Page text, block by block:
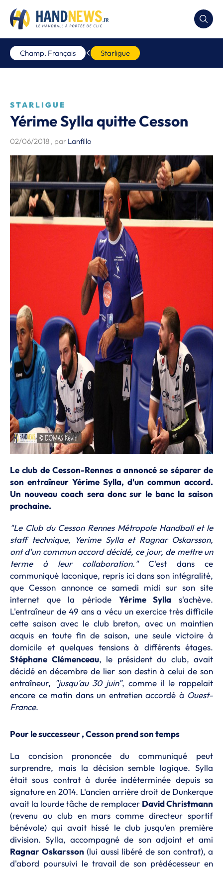
Champ. Français Starligue
STARLIGUE
Yérime Sylla quitte Cesson
02/06/2018 , par Lanfillo
Le club de Cesson-Rennes a annoncé se séparer de
son entraîneur Yérime Sylla, d'un commun accord.
Un nouveau coach sera donc sur le banc la saison
prochaine.
"Le Club du Cesson Rennes Métropole Handball et le
staff technique, Yerime Sylla et Ragnar Oskarsson,
ont d'un commun accord décidé, ce jour, de mettre un
terme à leur collaboration."C'est dans ce
communiqué laconique, repris ici dans son intégralité,
que Cesson annonce ce samedi midi sur son site
internet que la période Yérime Sylla s'achève.
L'entraîneur de 49 ans a vécu un exercice très difficile
cette saison avec le club breton, avec un maintien
acquis en toute fin de saison, une seule victoire à
domicile et quelques tensions à différents étages.
Stéphane Clémenceau, le président du club, avait
décidé en décembre de lier son destin à celui de son
entraîneur, "jusqu'au 30 juin", comme il le rappelait
encore ce matin dans un entretien accordé à Ouest-
France.
Pour le successeur , Cesson prend son temps
La concision prononcée du communiqué peut
surprendre, mais la décision semble logique. Sylla
était sous contrat à durée indéterminée depuis sa
signature en 2014. L'ancien arrière droit de Dunkerque
avait la lourde tâche de remplacer David Christmann
(revenu au club en mars comme directeur sportif
bénévole) qui avait hissé le club jusqu'en première
division. Sylla, accompagné de son adjoint et ami
Ragnar Oskarsson (lui aussi libéré de son contrat), a
d'abord poursuivi le travail de son prédécesseur en